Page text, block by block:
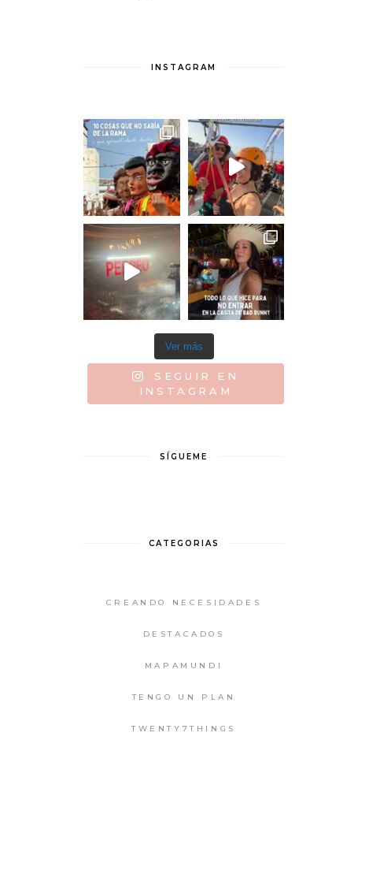
INSTAGRAM
Ver más
SEGUIR EN
INSTAGRAM
SÍGUEME
CATEGORIAS
CREANDO NECESIDADES
DESTACADOS
MAPAMUNDI
TENGO UN PLAN
TWENTY7THINGS